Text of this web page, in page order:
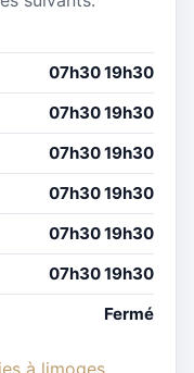
07h30 19h30
07h30 19h30
07h30 19h30
07h30 19h30
07h30 19h30
07h30 19h30
Fermé